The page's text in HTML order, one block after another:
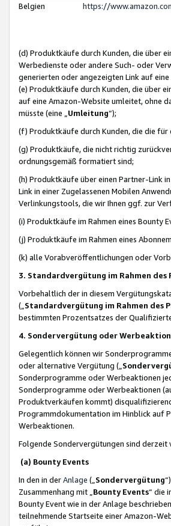
Belgien
https://
(d) Produktkäufe durch Kunden, die über
Werbedienste oder andere Such- oder
generierten oder angezeigten Link auf
(e) Produktkäufe durch Kunden, die über
auf eine Amazon-Website umleitet, ohne
müsste (eine „ Umleitung“);
(f) Produktkäufe durch Kunden, die die
(g) Produktkäufe, die nicht richtig
ordnungsgemäß formatiert sind;
(h) Produktkäufe über einen Partner-Link
Link in einer Zugelassenen Mobilen
Verlinkungstools, die wir Ihnen ggf. zur
(i) Produktkäufe im Rahmen eines Bounty
(j) Produktkäufe im Rahmen eines
(k) alle Vorabveröffentlichungen oder
3. Standardvergütung im Rahmen
Vorbehaltlich der in diesem
(„ Standardvergütung im Rahmen des
bestimmten Prozentsatzes der
4. Sondervergütung oder
Gelegentlich können wir
oder alternative Vergütung („
Sonderprogramme oder Werbeaktionen
Sonderprogramme oder Werbeaktionen
Produktverkäufen kommt)
Programmdokumentation im Hinblick auf
Werbeaktionen.
Folgende Sondervergütungen sind derzeit
(a) Bounty Events
In den in derAnlage („ Sondervergütung
Zusammenhang mit „ Bounty Events“ die
Bounty Event wie in der Anlage
teilnehmende Startseite einer Amazon-